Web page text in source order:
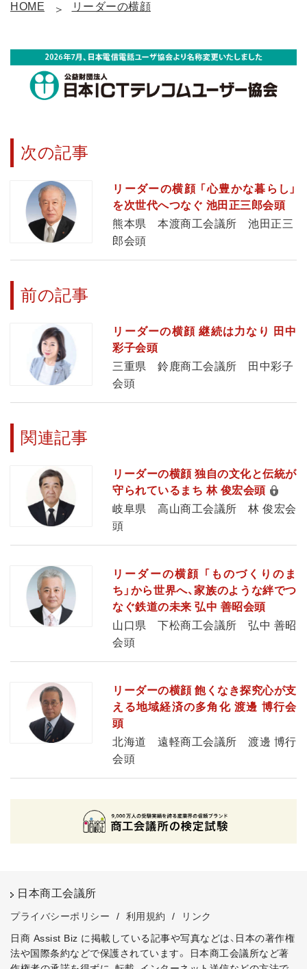
HOME リーダーの横顔
次の記事
リーダーの横顔 「心豊かな暮らし」
を次世代へつなぐ 池田正三郎会頭
熊本県 本渡商工会議所 池田正三
郎会頭
前の記事
リーダーの横顔 継続は力なり 田中
彩子会頭
三重県 鈴鹿商工会議所 田中彩子
会頭
関連記事
リーダーの横顔 独自の文化と伝統が
守られているまち 林 俊宏会頭
岐阜県 高山商工会議所 林 俊宏会
頭
リーダーの横顔 「ものづくりのま
ち」から世界へ、家族のような絆でつ
なぐ鉄道の未来 弘中 善昭会頭
山口県 下松商工会議所 弘中 善昭
会頭
リーダーの横顔 飽くなき探究心が支
える地域経済の多角化 渡邊 博行会
頭
北海道 遠軽商工会議所 渡邊 博行
会頭
日本商工会議所
プライバシーポリシー / 利用規約 /
リンク
日商 Assist Biz に掲載している記事や写真などは、日本の著作権
法や国際条約などで保護されています。
日本商工会議所など著